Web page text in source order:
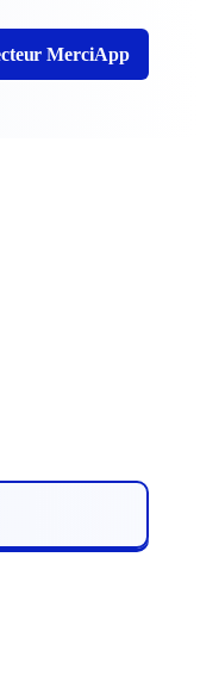
MerciApp